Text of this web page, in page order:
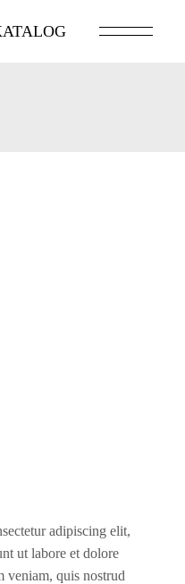
adipiscing elit,
ut labore et dolore
veniam, quis nostrud